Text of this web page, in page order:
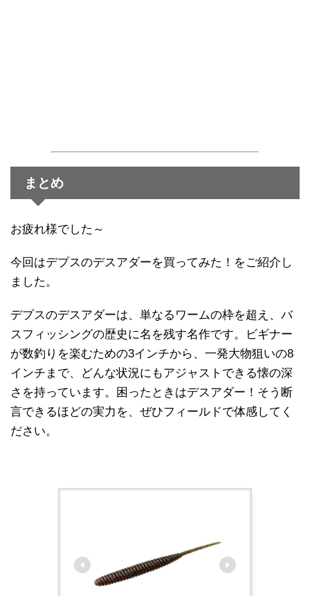
まとめ
お疲れ様でした～
今回はデプスのデスアダーを買ってみた！をご紹介し
ました。
デプスのデスアダーは、単なるワームの枠を超え、バ
スフィッシングの歴史に名を残す名作です。ビギナー
が数釣りを楽むための3インチから、一発大物狙いの8
インチまで、どんな状況にもアジャストできる懐の深
さを持っています。困ったときはデスアダー！そう断
言できるほどの実力を、ぜひフィールドで体感してく
ださい。